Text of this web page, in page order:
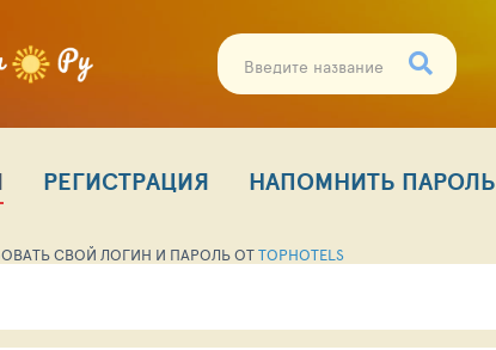
РЕГИСТРАЦИЯ НАПОМНИТЬ ПАРОЛЬ
СВОЙ ЛОГИН И ПАРОЛЬ ОТTOPHOTELS